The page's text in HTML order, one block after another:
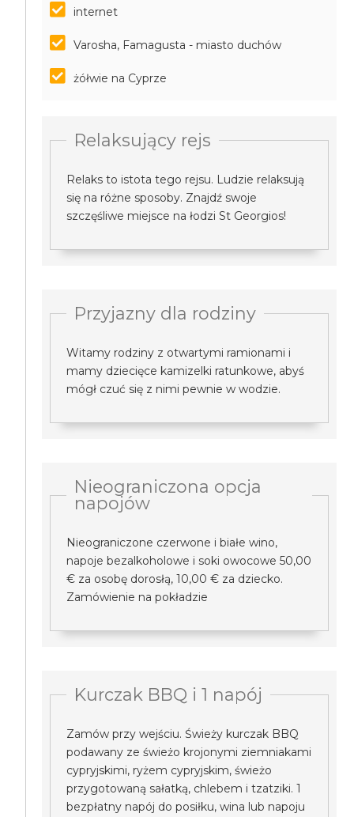
internet
Varosha, Famagusta - miasto duchów
żółwie na Cyprze
Relaksujący rejs
Relaks to istota tego rejsu. Ludzie relaksują
się na różne sposoby. Znajdź swoje
szczęśliwe miejsce na łodzi St Georgios!
Przyjazny dla rodziny
Witamy rodziny z otwartymi ramionami i
mamy dziecięce kamizelki ratunkowe, abyś
mógł czuć się z nimi pewnie w wodzie.
Nieograniczona opcja
napojów
Nieograniczone czerwone i białe wino,
napoje bezalkoholowe i soki owocowe 50,00
€ za osobę dorosłą, 10,00 € za dziecko.
Zamówienie na pokładzie
Kurczak BBQ i 1 napój
Zamów przy wejściu. Świeży kurczak BBQ
podawany ze świeżo krojonymi ziemniakami
cypryjskimi, ryżem cypryjskim, świeżo
przygotowaną sałatką, chlebem i tzatziki. 1
bezpłatny napój do posiłku, wina lub napoju